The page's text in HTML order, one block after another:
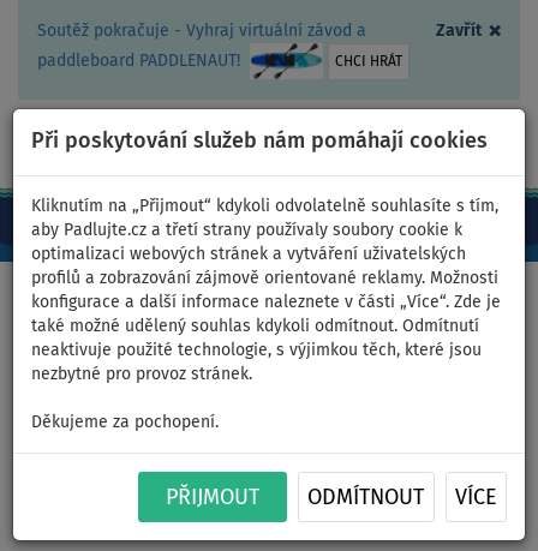
Zavřít ×
Soutěž pokračuje - Vyhraj virtuální závod a
paddleboard PADDLENAUT!
CHCI HRÁT
Při poskytování služeb nám pomáhají cookies
Kliknutím na „Přijmout“ kdykoli odvolatelně souhlasíte s tím,
aby Padlujte.cz a třetí strany používaly soubory cookie k
optimalizaci webových stránek a vytváření uživatelských
profilů a zobrazování zájmově orientované reklamy. Možnosti
konfigurace a další informace naleznete v části „Více“. Zde je
také možné udělený souhlas kdykoli odmítnout. Odmítnutí
neaktivuje použité technologie, s výjimkou těch, které jsou
nezbytné pro provoz stránek.
Děkujeme za pochopení.
PŘIJMOUT ODMÍTNOUT VÍCE
CZ/Kč +420 467 409 090 0ks
Domů >Oblečení >Boty
Dětské boty do vody COOL
Nautil - velikost: 21
Next